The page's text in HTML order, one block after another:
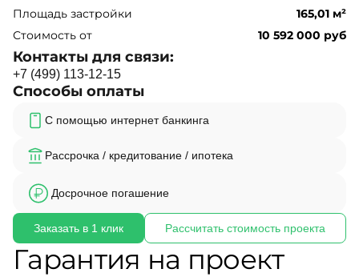
Площадь застройки
165,01 м²
Стоимость от
10 592 000 руб
Контакты для связи:
+7 (499) 113-12-15
Способы оплаты
С помощью интернет банкинга
Рассрочка / кредитование / ипотека
Досрочное погашение
Заказать в 1 клик Рассчитать стоимость проекта
Гарантия на проект